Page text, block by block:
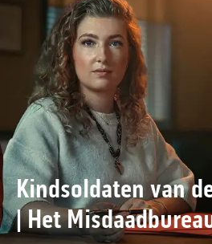
TIP DE
WORD
Kindsoldaten van
| Het